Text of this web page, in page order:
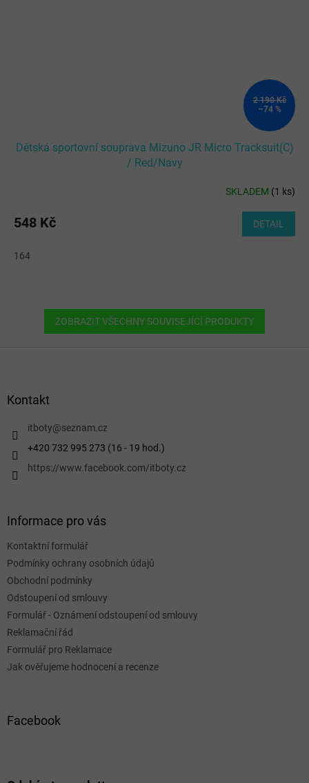
2 190 Kč
–74 %
Dětská sportovní souprava Mizuno JR Micro Tracksuit(C)
/ Red/Navy
SKLADEM (1 ks)
548 Kč DETAIL
164
ZOBRAZIT VŠECHNY SOUVISEJÍCÍ PRODUKTY
Kontakt
itboty@seznam.cz
+420 732 995 273 (16 - 19 hod.)
https://www.facebook.com/itboty.cz
Informace pro vás
Kontaktní formulář
Podmínky ochrany osobních údajů
Obchodní podmínky
Odstoupení od smlouvy
Formulář - Oznámení odstoupení od smlouvy
Reklamační řád
Formulář pro Reklamace
Jak ověřujeme hodnocení a recenze
Facebook